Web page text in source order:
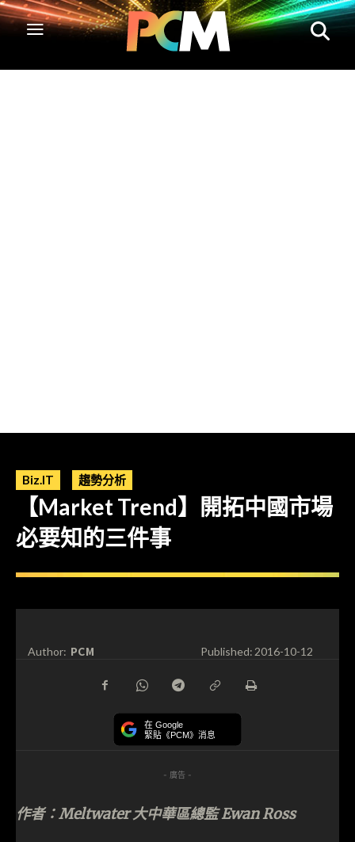
Biz.IT 趨勢分析
【Market Trend】開拓中國市場
必要知的三件事
Author: PCM Published:2016-10-12
在 Google
緊貼《PCM》消息
- 廣告 -
作者：Meltwater 大中華區總監 Ewan Ross